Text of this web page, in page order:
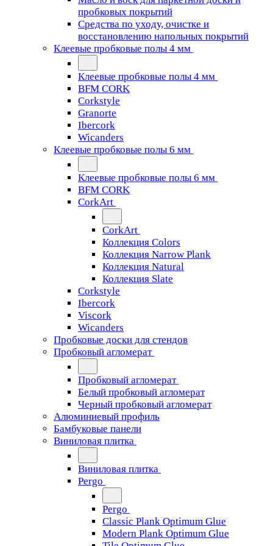
пробковых покрытий
Средства по уходу, очистке и
восстановлению напольных покрытий
Клеевые пробковые полы 4 мм
Клеевые пробковые полы 4 мм
BFM CORK
Corkstyle
Granorte
Ibercork
Wicanders
Клеевые пробковые полы 6 мм
Клеевые пробковые полы 6 мм
BFM CORK
CorkArt
CorkArt
Коллекция Colors
Коллекция Narrow Plank
Коллекция Natural
Коллекция Slate
Corkstyle
Ibercork
Viscork
Wicanders
Пробковые доски для стендов
Пробковый агломерат
Пробковый агломерат
Белый пробковый агломерат
Черный пробковый агломерат
Алюминиевый профиль
Бамбуковые панели
Виниловая плитка
Виниловая плитка
Pergo
Pergo
Classic Plank Optimum Glue
Modern Plank Optimum Glue